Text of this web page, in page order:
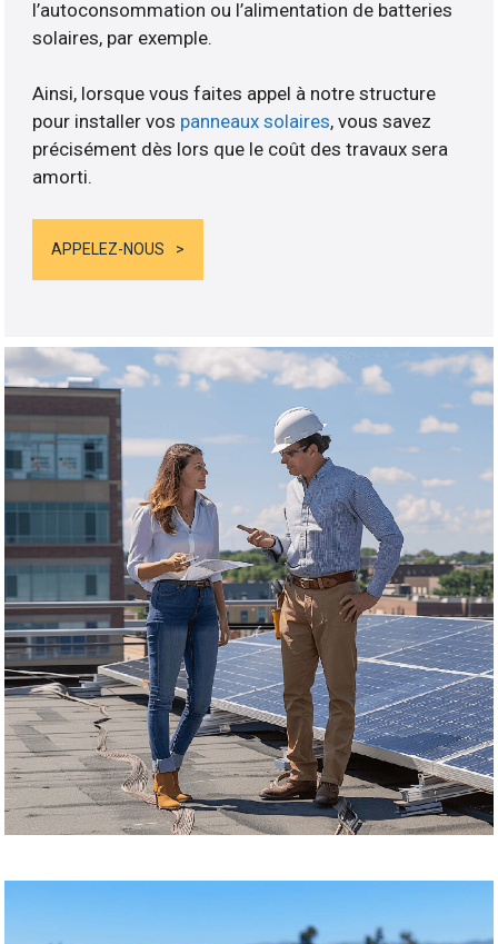
l’autoconsommation ou l’alimentation de batteries
solaires, par exemple.
Ainsi, lorsque vous faites appel à notre structure
pour installer vos panneaux solaires, vous savez
précisément dès lors que le coût des travaux sera
amorti.
APPELEZ-NOUS